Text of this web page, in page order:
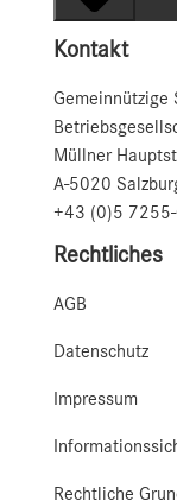
Kontakt
Gemeinnützige
Müllner
A-5020
+43 (0)5
Rechtliches
AGB
Datenschutz
Impressum
Rechtliche